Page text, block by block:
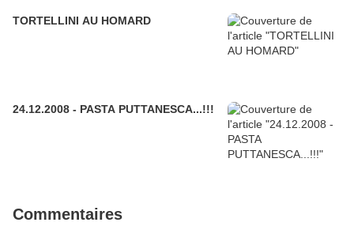
TORTELLINI AU HOMARD
24.12.2008 - PASTA PUTTANESCA...!!!
Commentaires